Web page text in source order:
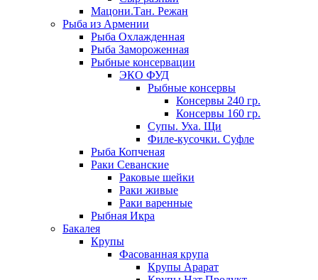
Мацони.Тан. Режан
Рыба из Армении
Рыба Охлажденная
Рыба Замороженная
Рыбные консервации
ЭКО ФУД
Рыбные консервы
Консервы 240 гр.
Консервы 160 гр.
Супы. Уха. Щи
Филе-кусочки. Суфле
Рыба Копченая
Раки Севанские
Раковые шейки
Раки живые
Раки варенные
Рыбная Икра
Бакалея
Крупы
Фасованная крупа
Крупы Арарат